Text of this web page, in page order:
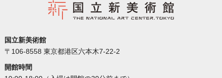
国立新美術館
〒106-8558 東京都港区六本木7-22-2
開館時間